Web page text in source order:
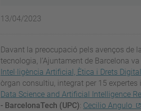
13/04/2023
Davant la preocupació pels avenços de
tecnologia, l’Ajuntament de Barcelona
Intel·ligència Artificial, Ètica i Drets
òrgan consultiu, integrat per 15 expertes
Data Science and Artificial Intelligence
- BarcelonaTech (UPC): Cecilio Angulo